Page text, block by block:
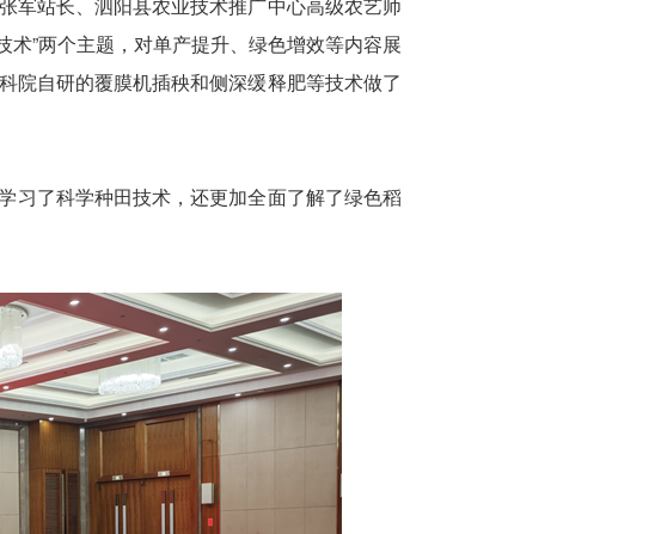
术”两个主题，对单产提升、绿色增效等内容展
院自研的覆膜机插秧和侧深缓释肥等技术做了
习了科学种田技术，还更加全面了解了绿色稻